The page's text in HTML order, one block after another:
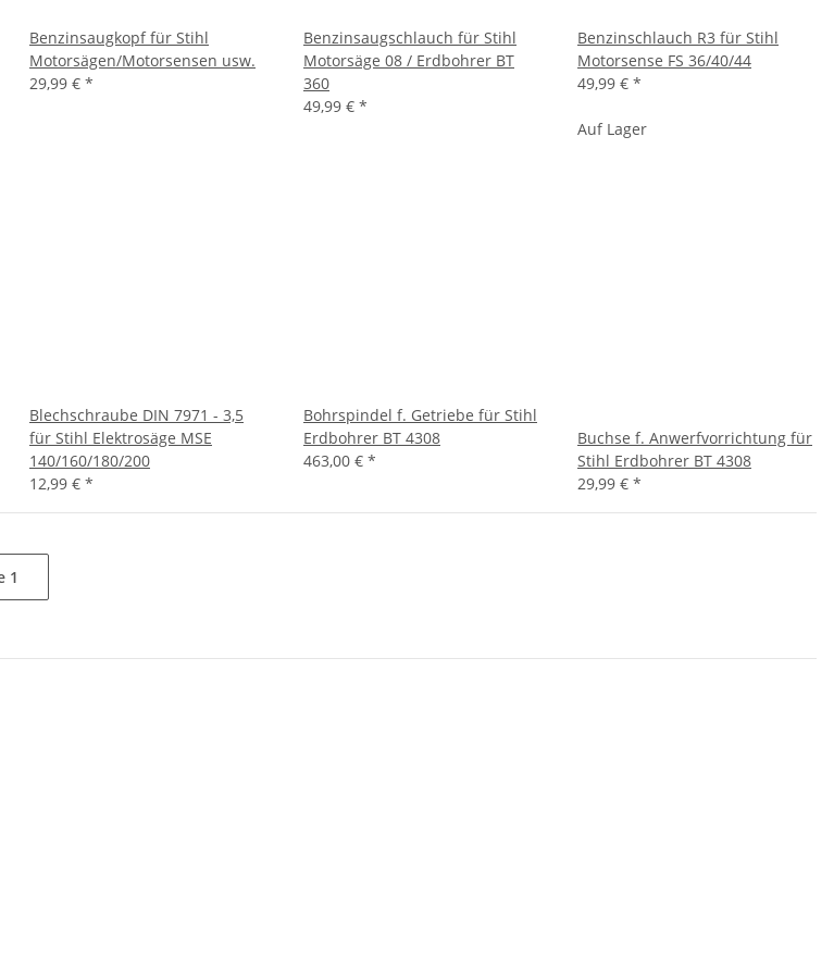
Benzinsaugkopf für Stihl
Motorsägen/Motorsensen usw.
29,99 € *
Benzinsaugschlauch für Stihl
Motorsäge 08 / Erdbohrer BT
360
49,99 € *
Benzinschlauch R3 für Stihl
Motorsense FS 36/40/44
49,99 € *
Blechschraube DIN 7971 - 3,5
für Stihl Elektrosäge MSE
140/160/180/200
12,99 € *
Bohrspindel f. Getriebe für Stihl
Erdbohrer BT 4308
463,00 € *
Auf Lager
Buchse f. Anwerfvorrichtung für
Stihl Erdbohrer BT 4308
29,99 € *
1